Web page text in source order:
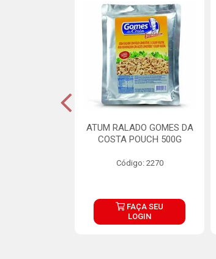
ATUM RALADO GOMES DA
COSTA POUCH 500G
Código: 2270
FAÇA SEU
LOGIN